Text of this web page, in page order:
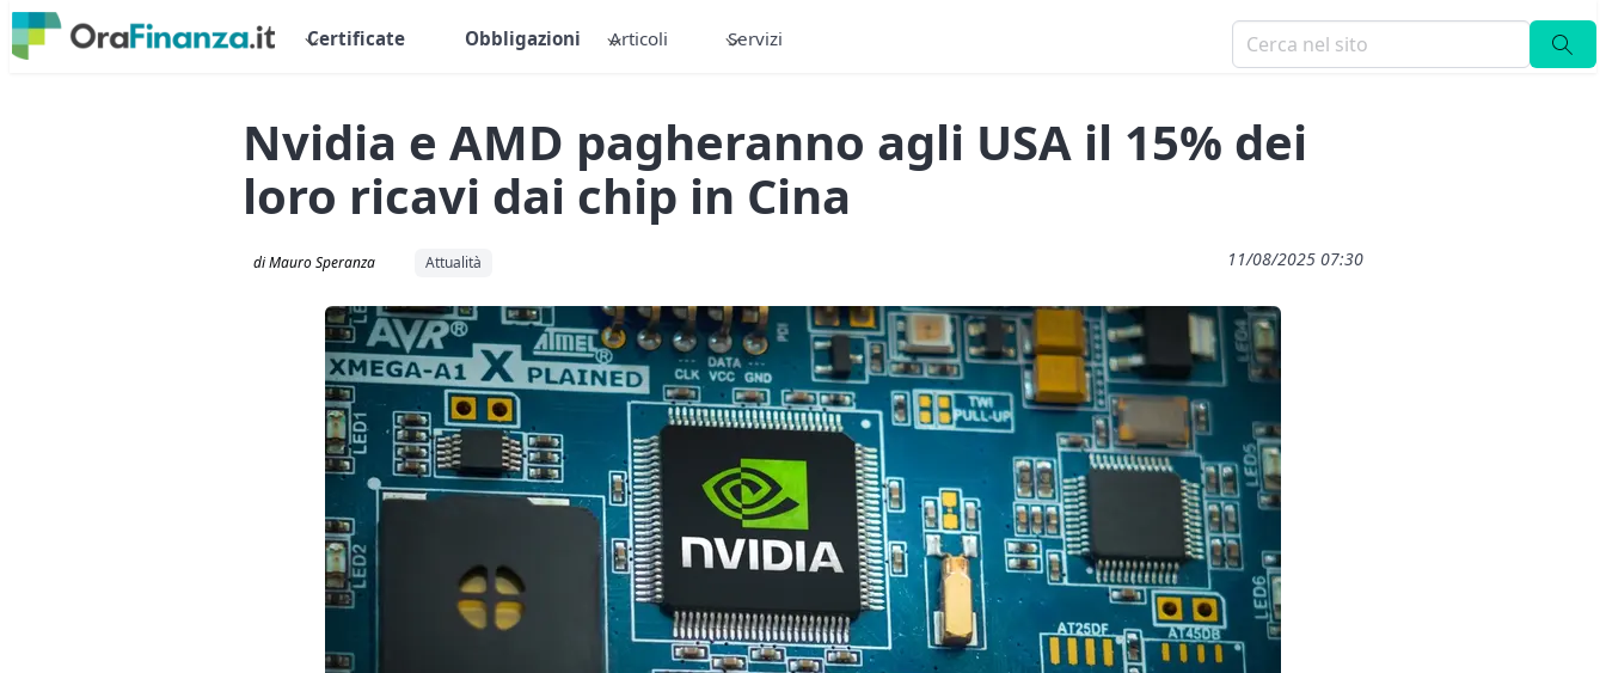
Certificate Obbligazioni Articoli Servizi
Nvidia e AMD pagheranno agli USA il 15% dei
loro ricavi dai chip in Cina
di Mauro Speranza Attualità 11/08/2025 07:30